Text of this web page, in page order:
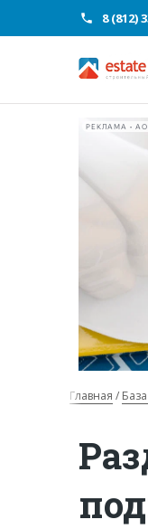
8 (812)
РЕКЛАМА •
Главная